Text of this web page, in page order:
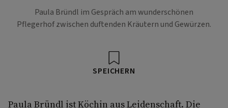
Paula Bründl im Gespräch am wunderschönen
Pflegerhof zwischen duftenden Kräutern und Gewürzen.
SPEICHERN
Paula Bründl ist Köchin aus Leidenschaft. Die